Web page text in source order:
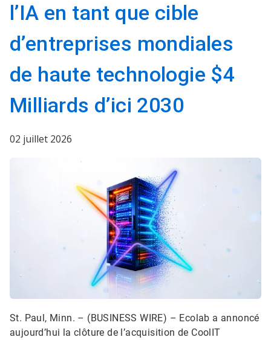
l’IA en tant que cible
d’entreprises mondiales
de haute technologie $4
Milliards d’ici 2030
02 juillet 2026
St. Paul, Minn. – (BUSINESS WIRE) – Ecolab a annoncé
aujourd’hui la clôture de l’acquisition de CoolIT